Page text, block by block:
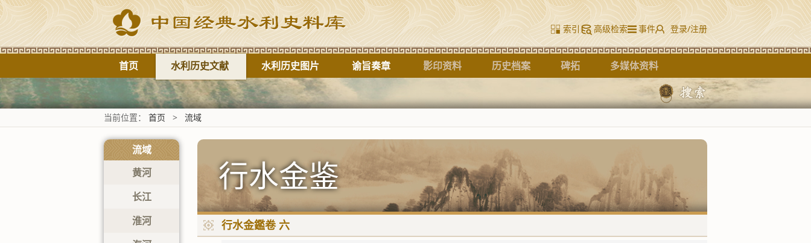
索引 高级检索 事件 登录/注册
首页 水利历史文献 水利历史图片 谕旨奏章 影印资料 历史档案 碑拓 多媒体资料
标题
当前位置： 首页 > 流域
流域
黄河
长江
淮河
行水金鉴
行水金鑑卷 六